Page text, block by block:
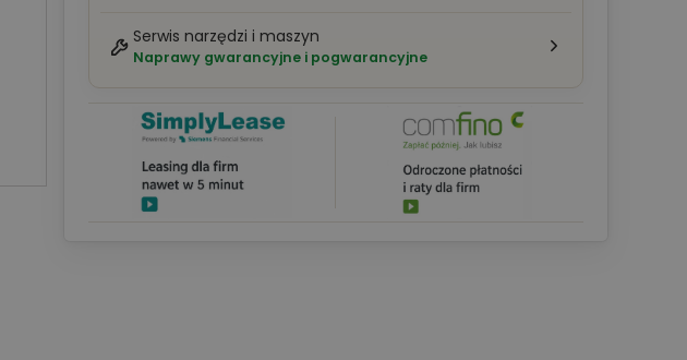
Serwis narzędzi i maszyn
Naprawy gwarancyjne i pogwarancyjne